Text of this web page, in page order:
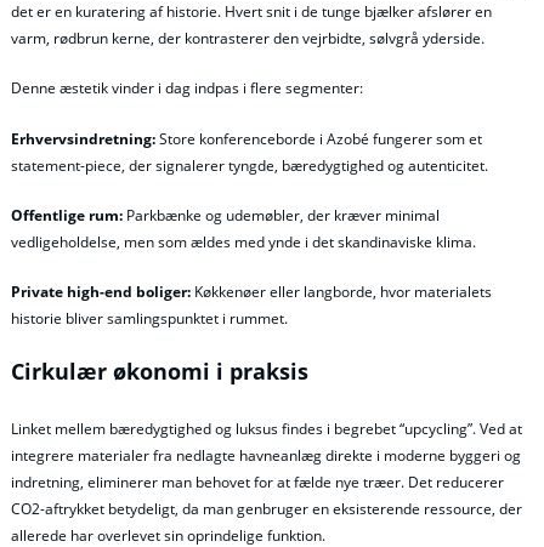
det er en kuratering af historie. Hvert snit i de tunge bjælker afslører en
varm, rødbrun kerne, der kontrasterer den vejrbidte, sølvgrå yderside.
Denne æstetik vinder i dag indpas i flere segmenter:
Erhvervsindretning:Store konferenceborde i Azobé fungerer som et
statement-piece, der signalerer tyngde, bæredygtighed og autenticitet.
Offentlige rum: Parkbænke og udemøbler, der kræver minimal
vedligeholdelse, men som ældes med ynde i det skandinaviske klima.
Private high-end boliger: Køkkenøer eller langborde, hvor materialets
historie bliver samlingspunktet i rummet.
Cirkulær økonomi i praksis
Linket mellem bæredygtighed og luksus findes i begrebet “upcycling”. Ved at
integrere materialer fra nedlagte havneanlæg direkte i moderne byggeri og
indretning, eliminerer man behovet for at fælde nye træer. Det reducerer
CO2-aftrykket betydeligt, da man genbruger en eksisterende ressource, der
allerede har overlevet sin oprindelige funktion.